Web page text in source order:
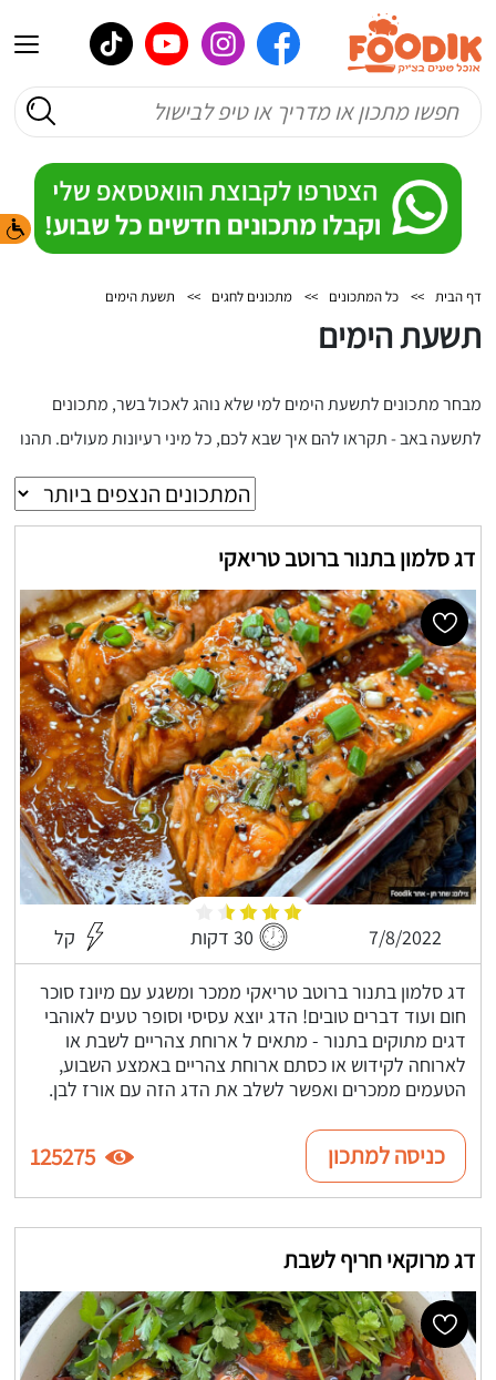
דף הבית >> כל המתכונים >> מתכונים לחגים >> תשעת הימים
תשעת הימים
מבחר מתכונים לתשעת הימים למי שלא נוהג לאכול בשר, מתכונים
לתשעה באב - תקראו להם איך שבא לכם, כל מיני רעיונות מעולים. תהנו
דג סלמון בתנור ברוטב טריאקי
7/8/2022 30 דקות קל
דג סלמון בתנור ברוטב טריאקי ממכר ומשגע עם מיונז סוכר
חום ועוד דברים טובים! הדג יוצא עסיסי וסופר טעים לאוהבי
דגים מתוקים בתנור - מתאים ל ארוחת צהריים לשבת או
לארוחה לקידוש או כסתם ארוחת צהריים באמצע השבוע,
הטעמים ממכרים ואפשר לשלב את הדג הזה עם אורז לבן.
כניסה למתכון 125275
דג מרוקאי חריף לשבת